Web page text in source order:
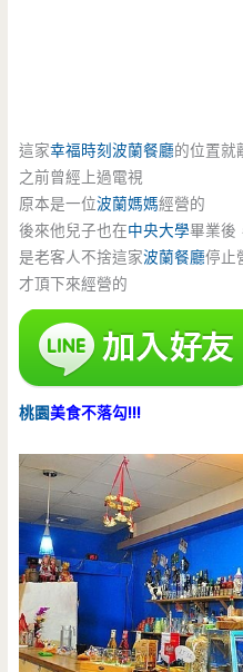
這家幸福時刻波蘭餐廳的位置就
之前曾經上過電視
原本是一位波蘭媽媽經營的
後來他兒子也在中央大學畢業後
是老客人不捨這家波蘭餐廳停止
才頂下來經營的
桃園美食不落勾!!!